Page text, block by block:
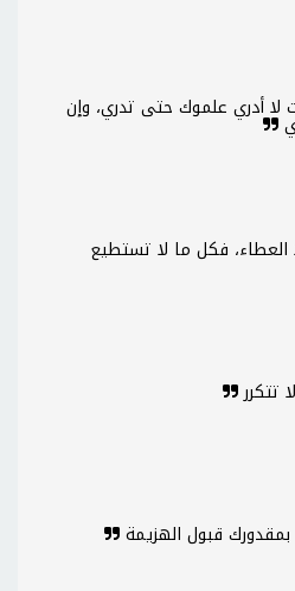
لا أدري علموك حتى تدري، وإن
العطاء، فكل ما لا تستطيع
تتكرر
بمقدورك قبول الهزيمة